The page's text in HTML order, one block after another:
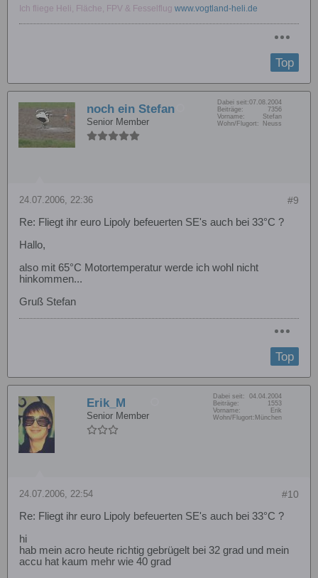
Ich fliege Heli, Fläche, FPV & Fesselflug www.vogtland-heli.de
Top
noch ein Stefan
Senior Member
Dabei seit:07.08.2004
Beiträge:
7356
Vorname:
Stefan
Wohn/Flugort:
Neuss
#9
24.07.2006, 22:36
Re: Fliegt ihr euro Lipoly befeuerten SE's auch bei 33°C ?
Hallo,
also mit 65°C Motortemperatur werde ich wohl nicht
hinkommen...
Gruß Stefan
Top
Erik_M
Senior Member
Dabei seit:
04.04.2004
Beiträge:
1553
Vorname:
Erik
Wohn/Flugort: München
#10
24.07.2006, 22:54
Re: Fliegt ihr euro Lipoly befeuerten SE's auch bei 33°C ?
hi
hab mein acro heute richtig gebrügelt bei 32 grad und mein
accu hat kaum mehr wie 40 grad